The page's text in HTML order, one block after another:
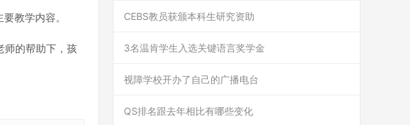
教学内容。
师的帮助下，孩
CEBS教员获颁本科生研究资助
3名温肯学生入选关键语言奖学金
视障学校开办了自己的广播电台
QS排名跟去年相比有哪些变化